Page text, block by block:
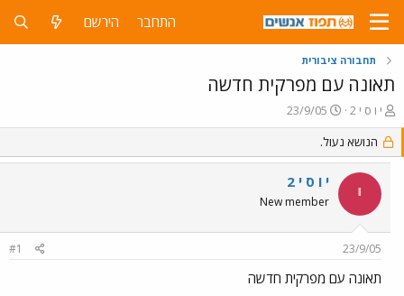
התחבר הירשם
תחבורה ציבורית
תאונה עם מפרקית חדשה
פ
ו
ת
ח
נ
י ו ס י 2
פ
ו
ר
ס
ם
ת
ך
23/9/05
הנושא נעול.
י י ו ס י 2
New member
23/9/05
#1
תאונה עם מפרקית חדשה